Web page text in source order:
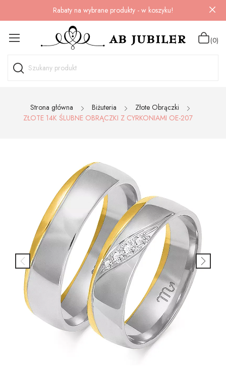
Rabaty na wybrane produkty - w koszyku!
(0)
Strona główna Biżuteria
Złote Obrączki
ZŁOTE 14K ŚLUBNE OBRĄCZKI Z CYRKONIAMI OE-207